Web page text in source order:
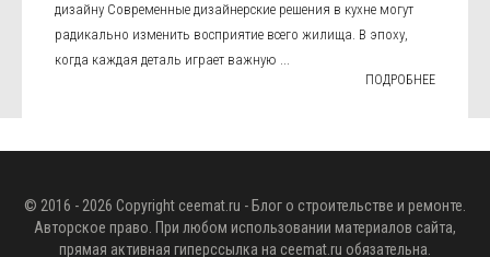
дизайну Современные дизайнерские решения в кухне могут
радикально изменить восприятие всего жилища. В эпоху,
когда каждая деталь играет важную ...
ПОДРОБНЕЕ
© 2016 - 2026 Copyright ceemat.ru - Блог о строительстве и ремонте.
Авторское право. При любом использовании материалов сайта,
прямая активная гиперссылка на ceemat.ru обязательна.